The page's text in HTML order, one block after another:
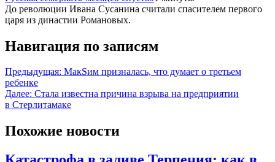
До революции Ивана Сусанина считали спасителем первого
царя из династии Романовых.
Навигация по записям
Предыдущая: МакSим призналась, что думает о третьем
ребенке
Далее: Стала известна причина взрыва на предприятии
в Стерлитамаке
Похожие новости